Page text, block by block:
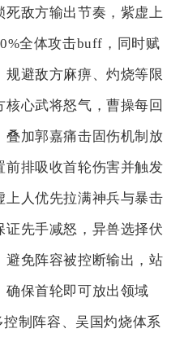
敌方输出节奏，紫虚上
全体攻击buff，同时赋
避敌方麻痹、灼烧等限
心武将怒气，曹操每回
叠加郭嘉痛击固伤机制放
前排吸收首轮伤害并触发
上人优先拉满神兵与暴击
先手减怒，异兽选择伏
避免阵容被控断输出，站
确保首轮即可放出领域
制阵容、吴国灼烧体系